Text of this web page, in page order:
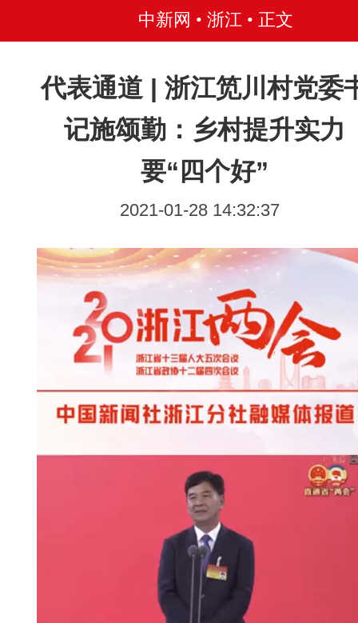
中新网 • 浙江 • 正文
代表通道 | 浙江笕川村党委
记施颂勤：乡村提升实力
要“四个好”
2021-01-28 14:32:37